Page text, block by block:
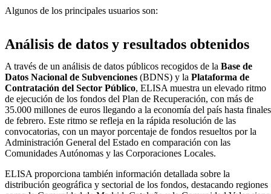
Algunos de los principales usuarios son:
Análisis de datos y resultados obtenidos
A través de un análisis de datos públicos recogidos de la Base de
Datos Nacional de Subvenciones (BDNS) y la Plataforma de
Contratación del Sector Público, ELISA muestra un elevado ritmo
de ejecución de los fondos del Plan de Recuperación, con más de
35.000 millones de euros llegando a la economía del país hasta finales
de febrero. Este ritmo se refleja en la rápida resolución de las
convocatorias, con un mayor porcentaje de fondos resueltos por la
Administración General del Estado en comparación con las
Comunidades Autónomas y las Corporaciones Locales.
ELISA proporciona también información detallada sobre la
distribución geográfica y sectorial de los fondos, destacando regiones